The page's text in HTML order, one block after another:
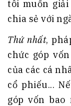
tôi muốn
chia sẻ với
Thứ nhất,
chức góp
của các cá
cổ phiếu...
góp vốn bao